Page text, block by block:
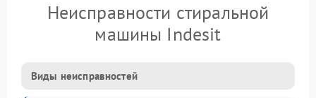
Неисправности стиральной
машины Indesit
Виды неисправностей